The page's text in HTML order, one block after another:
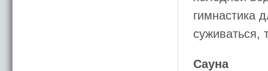
гимнастика
суживаться,
Сауна